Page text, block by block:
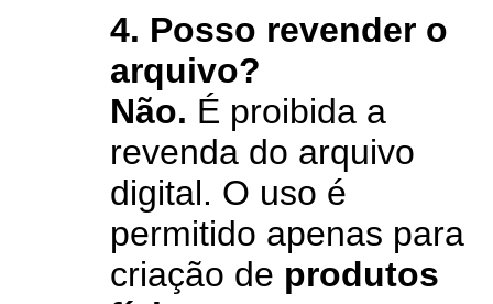
4. Posso revender o
arquivo?
Não. É proibida a
revenda do arquivo
digital. O uso é
permitido apenas para
criação de produtos